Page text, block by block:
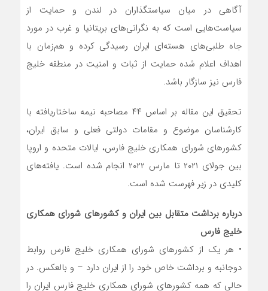
آگاهی در میان سیاستگذاران در لندن و حمایت از
سیاست‌هایی است که به نگرانی‌های بریتانیا و غرب در مورد
جاه طلبی‌های هسته‌ای ایران رسیدگی کرده و هم‌زمان با
اهداف اعلام شده حمایت از ثبات و امنیت در منطقه خلیج
فارس نیز سازگار باشد.
تحقیق این مقاله بر اساس ۴۴ مصاحبه نیمه ساختاریافته با
کارشناسان موضوع و مقامات دولتی فعلی و سابق ایران،
کشور‌های شورای همکاری خلیج فارس، ایالات متحده و اروپا
بین جولای ۲۰۲۱ تا مارس ۲۰۲۲ انجام شده است. یافته‌های
کلیدی در زیر فهرست شده است.
درباره برداشت متقابل بین ایران و کشور‌های شورای همکاری
خلیج فارس
• هر یک از کشور‌های شورای همکاری خلیج فارس روابط
دوجانبه و برداشت خاص خود را از ایران دارد – و بالعکس. در
حالی که همه کشور‌های شورای همکاری خلیج فارس ایران را